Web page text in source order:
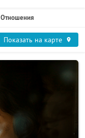
Отношения
Показать на карте